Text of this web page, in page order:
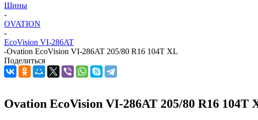
Шины
-
OVATION
-
EcoVision VI-286AT
-Ovation EcoVision VI-286AT 205/80 R16 104T XL
Поделиться
Ovation EcoVision VI-286AT 205/80 R16 104T